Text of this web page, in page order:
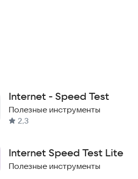
Internet - Speed Test
Полезные инструменты
2,3
Internet Speed Test Lite
Полезные инструменты